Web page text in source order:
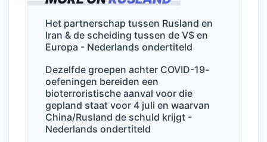
Het partnerschap tussen Rusland en
Iran & de scheiding tussen de VS en
Europa - Nederlands ondertiteld
Dezelfde groepen achter COVID-19-
oefeningen bereiden een
bioterroristische aanval voor die
gepland staat voor 4 juli en waarvan
China/Rusland de schuld krijgt -
Nederlands ondertiteld
e
b
o
o
k
er l
e
dI
n
s
A
p
p
n